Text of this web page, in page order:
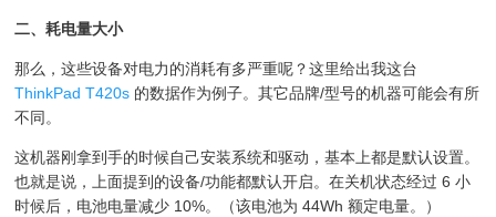
二、耗电量大小
那么，这些设备对电力的消耗有多严重呢？这里给出我这台
ThinkPad T420s 的数据作为例子。其它品牌/型号的机器可能会有所
不同。
这机器刚拿到手的时候自己安装系统和驱动，基本上都是默认设置。
也就是说，上面提到的设备/功能都默认开启。在关机状态经过 6 小
时候后，电池电量减少 10%。（该电池为 44Wh 额定电量。）